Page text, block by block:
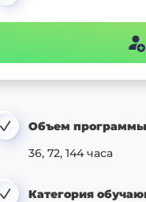
Объем
36, 72, 144 часа
Категория